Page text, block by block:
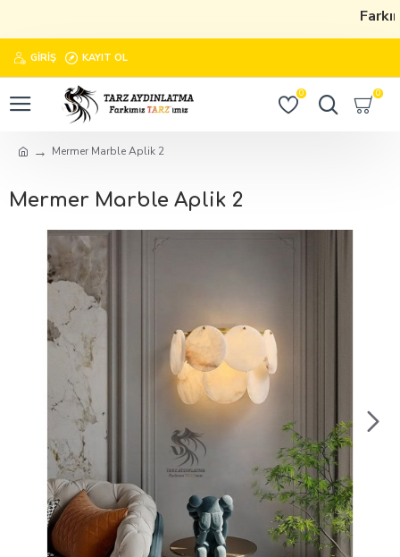
GIRIŞ KAYIT OL
0 0
Mermer Marble Aplik 2
Mermer Marble Aplik 2